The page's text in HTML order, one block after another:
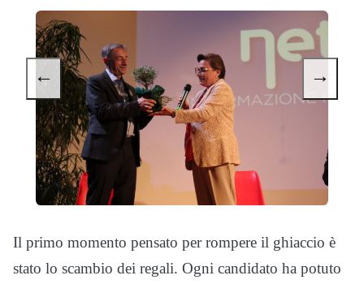
← →
Il primo momento pensato per rompere il ghiaccio è
stato lo scambio dei regali. Ogni candidato ha potuto